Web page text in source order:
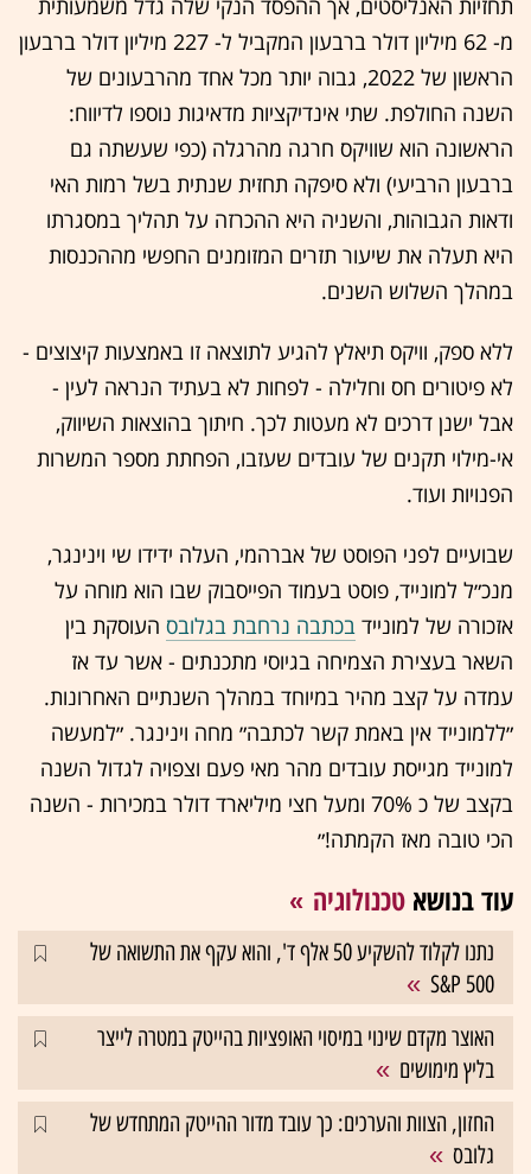
תחזיות האנליסטים, אך ההפסד הנקי שלה גדל משמעותית
מ- 62 מיליון דולר ברבעון המקביל ל- 227 מיליון דולר ברבעון
הראשון של 2022, גבוה יותר מכל אחד מהרבעונים של
השנה החולפת. שתי אינדיקציות מדאיגות נוספו לדיווח:
הראשונה הוא שוויקס חרגה מהרגלה (כפי שעשתה גם
ברבעון הרביעי) ולא סיפקה תחזית שנתית בשל רמות האי
ודאות הגבוהות, והשניה היא ההכרזה על תהליך במסגרתו
היא תעלה את שיעור תזרים המזומנים החפשי מההכנסות
במהלך השלוש השנים.
ללא ספק, וויקס תיאלץ להגיע לתוצאה זו באמצעות קיצוצים -
לא פיטורים חס וחלילה - לפחות לא בעתיד הנראה לעין -
אבל ישנן דרכים לא מעטות לכך. חיתוך בהוצאות השיווק,
אי-מילוי תקנים של עובדים שעזבו, הפחתת מספר המשרות
הפנויות ועוד.
שבועיים לפני הפוסט של אברהמי, העלה ידידו שי וינינגר,
מנכ״ל למונייד, פוסט בעמוד הפייסבוק שבו הוא מוחה על
אזכורה של למונייד בכתבה נרחבת בגלובס העוסקת בין
השאר בעצירת הצמיחה בגיוסי מתכנתים - אשר עד אז
עמדה על קצב מהיר במיוחד במהלך השנתיים האחרונות.
״ללמונייד אין באמת קשר לכתבה״ מחה וינינגר. ״למעשה
למונייד מגייסת עובדים מהר מאי פעם וצפויה לגדול השנה
בקצב של כ 70% ומעל חצי מיליארד דולר במכירות - השנה
הכי טובה מאז הקמתה!״
עוד בנושא טכנולוגיה
נתנו לקלוד להשקיע 50 אלף ד', והוא עקף את התשואה של
S&P 500
האוצר מקדם שינוי במיסוי האופציות בהייטק במטרה לייצר
בליץ מימושים
החזון, הצוות והערכים: כך עובד מדור ההייטק המתחדש של
גלובס